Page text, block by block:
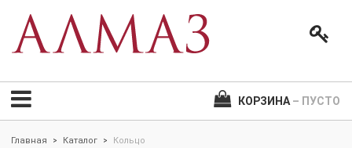
КОРЗИНА – ПУСТО
Главная > Каталог > Кольцо